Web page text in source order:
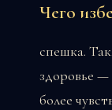
Чего
спешка.
здоровье
более